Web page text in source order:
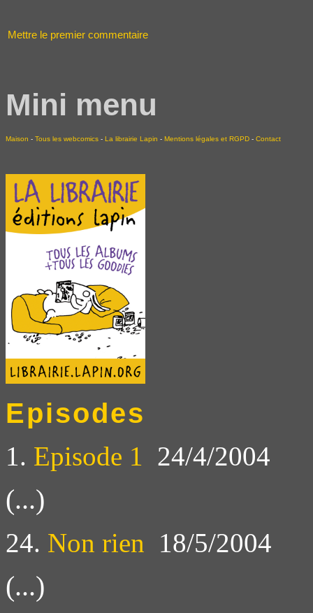
Mettre le premier commentaire
Mini menu
Maison - Tous les webcomics - La librairie Lapin - Mentions légales et RGPD - Contact
Episodes
1. Episode 1 24/4/2004
(...)
24. Non rien 18/5/2004
(...)